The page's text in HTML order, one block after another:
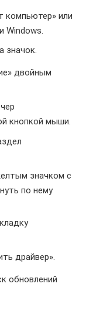
компьютер» или
Windows.
значок.
двойным
кнопкой мыши.
значком с
по нему
драйвер».
обновлений